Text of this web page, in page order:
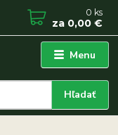
Menu
Hľadať
0 ks
za 0,00 €